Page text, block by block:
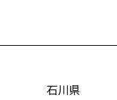
石川県